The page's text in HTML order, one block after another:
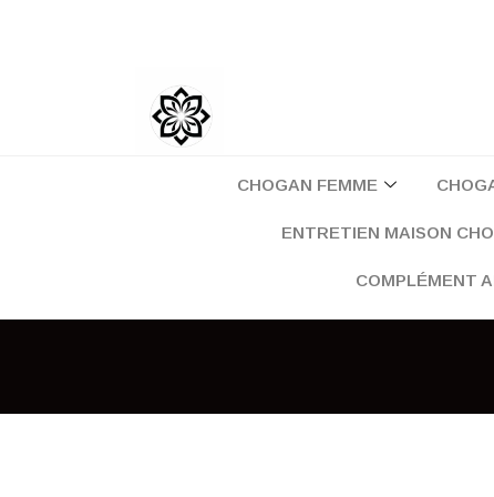
CHOGAN FEMME
ENTRETIEN MAISON
COMPLÉMENT